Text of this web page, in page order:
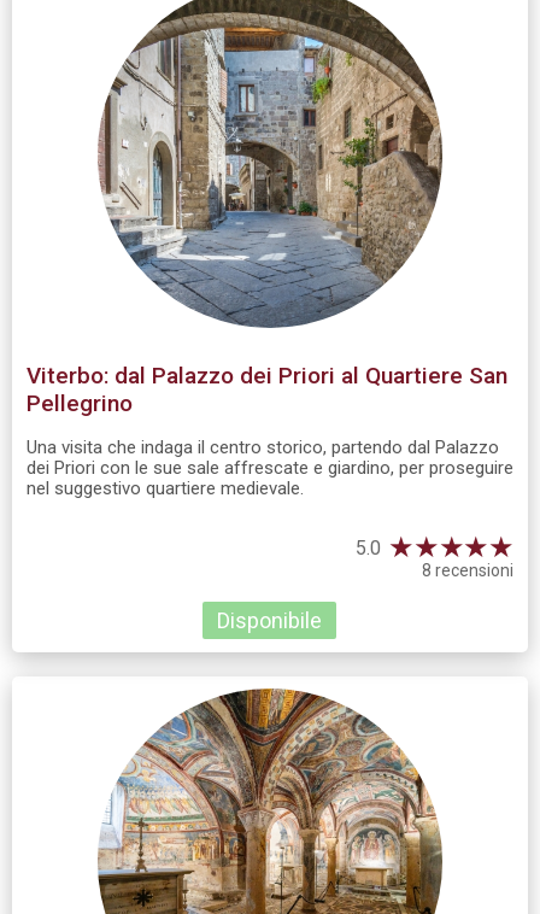
Viterbo: dal Palazzo dei Priori al Quartiere San
Pellegrino
Una visita che indaga il centro storico, partendo dal Palazzo
dei Priori con le sue sale affrescate e giardino, per proseguire
nel suggestivo quartiere medievale.
5.0 ★★★★★
8 recensioni
Disponibile